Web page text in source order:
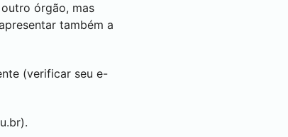
órgão, mas
também a
(verificar seu e-